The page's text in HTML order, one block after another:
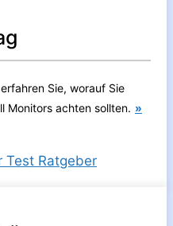
Sie, worauf Sie
Monitors achten sollten. »